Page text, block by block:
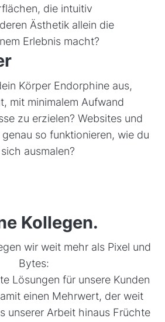
die intuitiv
Ästhetik allein die
Erlebnis macht?
Körper Endorphine aus,
mit minimalem Aufwand
zu erzielen? Websites und
so funktionieren, wie du
ausmalen?
Kollegen.
wir weit mehr als Pixel und
Bytes:
Lösungen für unsere Kunden
einen Mehrwert, der weit
unserer Arbeit hinaus Früchte